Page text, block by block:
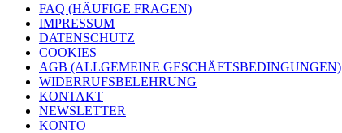
FAQ (HÄUFIGE FRAGEN)
IMPRESSUM
DATENSCHUTZ
COOKIES
AGB (ALLGEMEINE GESCHÄFTSBEDINGUNGEN)
WIDERRUFSBELEHRUNG
KONTAKT
NEWSLETTER
KONTO